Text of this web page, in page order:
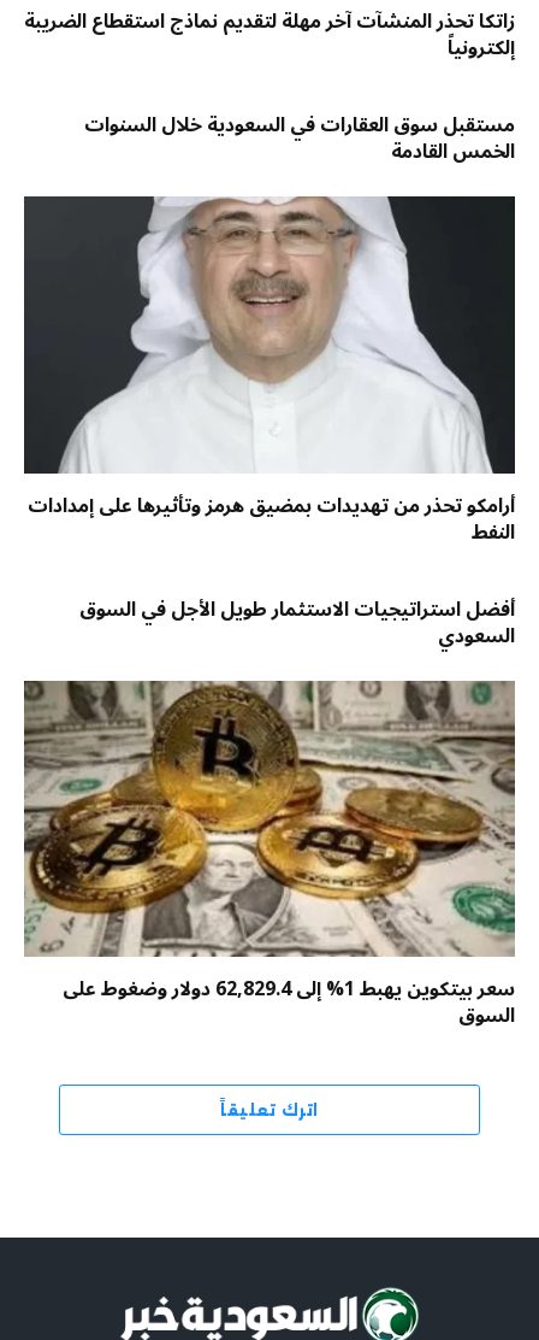
زاتكا تحذر المنشآت آخر مهلة لتقديم نماذج استقطاع الضريبة
إلكترونياً
مستقبل سوق العقارات في السعودية خلال السنوات
الخمس القادمة
أرامكو تحذر من تهديدات بمضيق هرمز وتأثيرها على إمدادات
النفط
أفضل استراتيجيات الاستثمار طويل الأجل في السوق
السعودي
سعر بيتكوين يهبط 1% إلى 62,829.4 دولار وضغوط على
السوق
اترك تعليقاً